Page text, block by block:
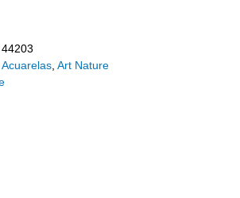
44203
Acuarelas Art Nature